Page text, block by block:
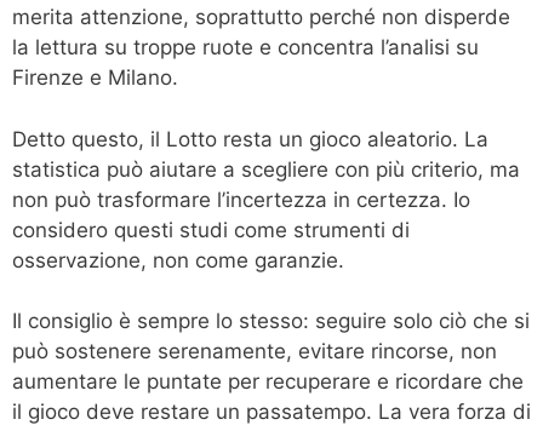
merita attenzione, soprattutto perché non disperde
la lettura su troppe ruote e concentra l’analisi su
Firenze e Milano.
Detto questo, il Lotto resta un gioco aleatorio. La
statistica può aiutare a scegliere con più criterio, ma
non può trasformare l’incertezza in certezza. Io
considero questi studi come strumenti di
osservazione, non come garanzie.
Il consiglio è sempre lo stesso: seguire solo ciò che si
può sostenere serenamente, evitare rincorse, non
aumentare le puntate per recuperare e ricordare che
il gioco deve restare un passatempo. La vera forza di